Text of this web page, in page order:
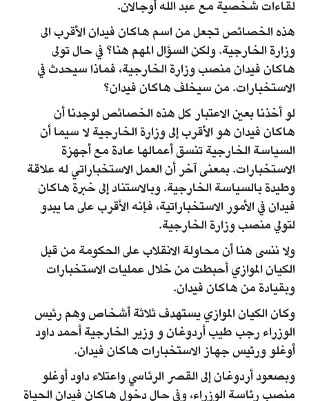
لقاءات شخصية مع عبد الله أوجالان.
هذه الخصائص تجعل من اسم هاكان فيدان الأقرب الى
وزارة الخارجية. ولكن السؤال المهم هنا؟ في حال تولى
هاكان فيدان منصب وزارة الخارجية، فماذا سيحدث في
الاستخبارات. من سيخلف هاكان فيدان؟
لو أخذنا بعين الاعتبار كل هذه الخصائص لوجدنا أن
هاكان فيدان هو الأقرب إلى وزارة الخارجية لا سيما أن
السياسة الخارجية تنسق أعمالها عادة مع أجهزة
الاستخبارات. بمعنى آخر أن العمل الاستخباراتي له علاقة
وطيدة بالسياسة الخارجية. وبالاستناد إلى خبرة هاكان
فيدان في الأمور الاستخباراتية، فإنه الأقرب على ما يبدو
لتولي منصب وزارة الخارجية.
ولا ننسى هنا أن محاولة الانقلاب على الحكومة من قبل
الكيان الموازي أحبطت من خلال عمليات الاستخبارات
وبقيادة من هاكان فيدان.
وكان الكيان الموازي يستهدف ثلاثة أشخاص وهم رئيس
الوزراء رجب طيب أردوغان و وزير الخارجية أحمد داود
أوغلو ورئيس جهاز الاستخبارات هاكان فيدان.
وبصعود أردوغان إلى القصر الرئاسي واعتلاء داود أوغلو
منصب رئاسة الوزراء، وفي حال دخول هاكان فيدان الحياة